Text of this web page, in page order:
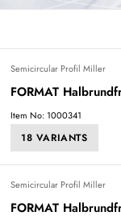
Semicircular Profil Miller
FORMAT
Item No: 1000341
18 VARIANTS
Semicircular Profil Miller
FORMAT